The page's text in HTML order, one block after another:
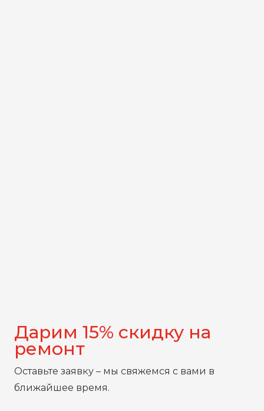
Дарим 15% скидку на
ремонт
Оставьте заявку – мы свяжемся с вами в
ближайшее время.